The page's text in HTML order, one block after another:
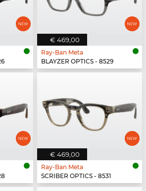
€ 469,00
Ray-Ban Meta
BLAYZER OPTICS - 8529
€ 469,00
Ray-Ban Meta
SCRIBER OPTICS - 8531